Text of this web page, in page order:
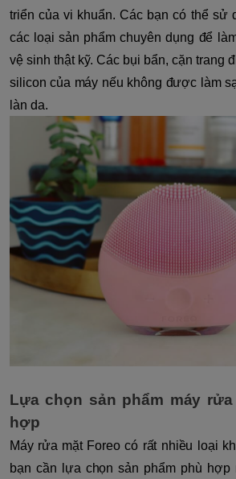
triển của vi khuẩn. Các bạn có thể sử
các loại sản phẩm chuyên dụng để
vệ sinh thật kỹ. Các bụi bẩn, cặn trang
silicon của máy nếu không được làm
làn da.
Lựa chọn sản phẩm máy
hợp
Máy rửa mặt Foreo có rất nhiều loại
bạn cần lựa chọn sản phẩm phù